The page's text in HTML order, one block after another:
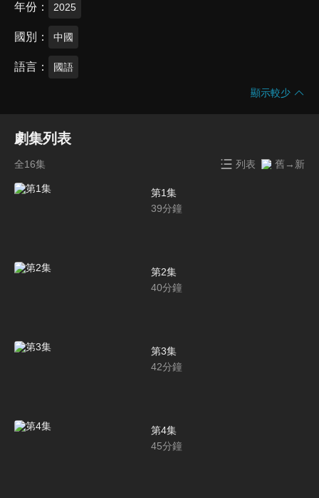
年份 2025
國別 中國
語言 國語
顯示較少
劇集列表
全16集 列表 舊→新
第1集
39分鐘
第2集
40分鐘
第3集
42分鐘
第4集
45分鐘